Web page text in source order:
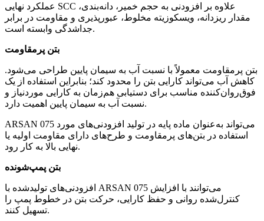
عملکرد نهایی SCC علاوه بر افزودنی به حجم خمیر، دانه‌بندی،
مقدار ریزدانه، ویسکوزیته مخلوط، عبورپذیری و مقاومت در برابر
جداشدگی وابسته است.
بتن پرمقاومت
بتن پرمقاومت معمولاً با نسبت آب به سیمان پایین طراحی می‌شود.
کاهش آب می‌تواند کارایی بتن را محدود کند؛ بنابراین استفاده از یک
فوق‌روان‌کننده مناسب برای دستیابی هم‌زمان به کارایی موردنیاز و
نسبت آب به سیمان پایین اهمیت دارد.
ARSAN 075 می‌تواند به‌عنوان ماده پایه در تولید افزودنی‌های مورد
استفاده در بتن‌های پرمقاومت و طرح‌های دارای مقاومت اولیه یا
نهایی بالا به کار رود.
بتن پمپ‌شونده
افزودنی‌های تولیدشده با ARSAN 075 می‌توانند با افزایش
کنترل‌شده روانی و حفظ کارایی، حرکت بتن در خطوط پمپ را
تسهیل کنند.